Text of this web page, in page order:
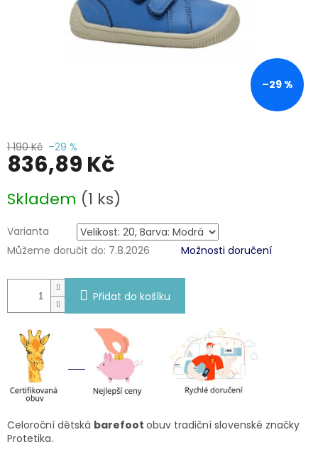
–29 %
1 190 Kč –29 %
836,89 Kč
cena:
Skladem (1 ks)
Varianta
Můžeme doručit do: 7.8.2026 Možnosti doručení
Přidat do košíku
Celoroční dětská barefoot obuv tradiční slovenské značky
Protetika.